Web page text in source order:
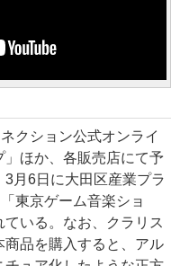
クション公式オンライ
ほか、各販売店にて予
月6日に大田区産業プラ
東京ゲーム音楽ショ
いる。なお、クラリス
品を購入すると、アル